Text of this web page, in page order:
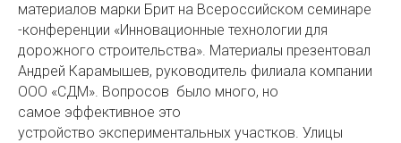
материалов марки Брит на Всероссийском семинаре
-конференции «Инновационные технологии для
дорожного строительства». Материалы презентовал
Андрей Карамышев, руководитель филиала компании
ООО «СДМ». Вопросов было много, но
самое эффективное это
устройство экспериментальных участков. Улицы